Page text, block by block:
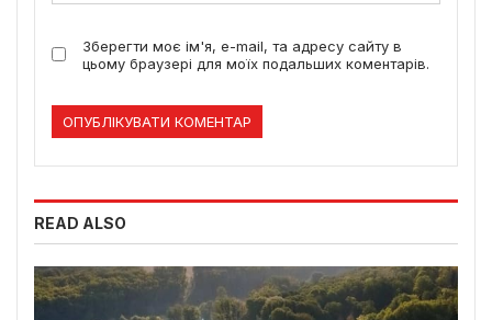
Зберегти моє ім'я, e-mail, та адресу сайту в
цьому браузері для моїх подальших коментарів.
READ ALSO